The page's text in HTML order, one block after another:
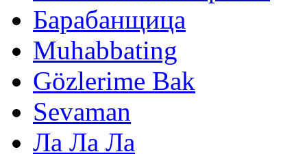
Барабанщица
Muhabbating
Gözlerime Bak
Sevaman
Ла Ла Ла